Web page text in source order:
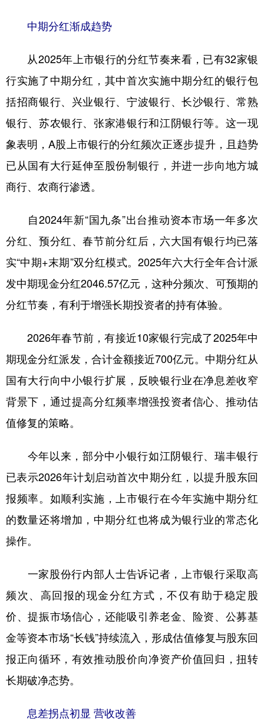
中期分红渐成趋势
从2025年上市银行的分红节奏来看，已有32家银
行实施了中期分红，其中首次实施中期分红的银行包
括招商银行、兴业银行、宁波银行、长沙银行、常熟
银行、苏农银行、张家港银行和江阴银行等。这一现
象表明，A股上市银行的分红频次正逐步提升，且趋势
已从国有大行延伸至股份制银行，并进一步向地方城
商行、农商行渗透。
自2024年新“国九条”出台推动资本市场一年多次
分红、预分红、春节前分红后，六大国有银行均已落
实“中期+末期”双分红模式。2025年六大行全年合计派
发中期现金分红2046.57亿元，这种分频次、可预期的
分红节奏，有利于增强长期投资者的持有体验。
2026年春节前，有接近10家银行完成了2025年中
期现金分红派发，合计金额接近700亿元。中期分红从
国有大行向中小银行扩展，反映银行业在净息差收窄
背景下，通过提高分红频率增强投资者信心、推动估
值修复的策略。
今年以来，部分中小银行如江阴银行、瑞丰银行
已表示2026年计划启动首次中期分红，以提升股东回
报频率。如顺利实施，上市银行在今年实施中期分红
的数量还将增加，中期分红也将成为银行业的常态化
操作。
一家股份行内部人士告诉记者，上市银行采取高
频次、高回报的现金分红方式，不仅有助于稳定股
价、提振市场信心，还能吸引养老金、险资、公募基
金等资本市场“长钱”持续流入，形成估值修复与股东回
报正向循环，有效推动股价向净资产价值回归，扭转
长期破净态势。
息差拐点初显 营收改善